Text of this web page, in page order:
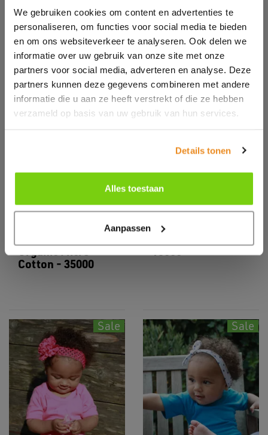
We gebruiken cookies om content en advertenties te
personaliseren, om functies voor social media te bieden
en om ons websiteverkeer te analyseren. Ook delen we
informatie over uw gebruik van onze site met onze
partners voor social media, adverteren en analyse. Deze
partners kunnen deze gegevens combineren met andere
informatie die u aan ze heeft verstrekt of die ze hebben
verzameld op basis van uw gebruik van hun services.
Details tonen
Alles toestaan
Aanpassen
Sale
35
Logostar Hand- &
Organic Micro
Cotton - 35000
Sale
15
Logostar Kids
15000
Sale Sale